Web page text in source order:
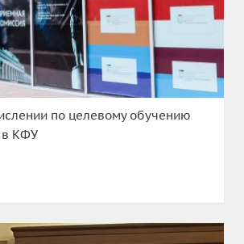
по целевому обучению
в КФУ